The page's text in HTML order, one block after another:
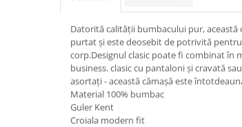
Datorită calității bumbacului pur,
purtat și este deosebit de potrivită
corp.Designul clasic poate fi combinat în
business. clasic cu pantaloni și cravată
asortați - această cămașă este
Material 100% bumbac
Guler Kent
Croiala modern fit